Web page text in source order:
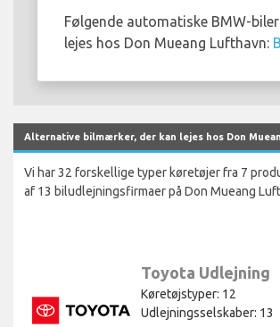
Følgende automatiske BMW-
lejes hos Don Mueang Lufthavn:
Alternative bilmærker, der kan lejes hos Don
Vi har 32 forskellige typer køretøjer fra 7
af 13 biludlejningsfirmaer på Don Mueang
Toyota Udlejning
Køretøjstyper: 12
Udlejningsselskaber: 13